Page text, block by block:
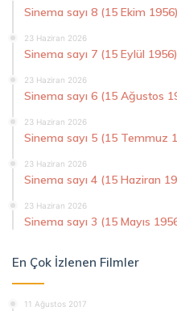
Sinema sayı 8 (15 Ekim 1956)
23 Haziran 2026
Sinema sayı 7 (15 Eylül 1956)
23 Haziran 2026
Sinema sayı 6 (15 Ağustos
23 Haziran 2026
Sinema sayı 5 (15 Temmuz
23 Haziran 2026
Sinema sayı 4 (15 Haziran
23 Haziran 2026
Sinema sayı 3 (15 Mayıs
En Çok İzlenen Filmler
11 Ağustos 2017